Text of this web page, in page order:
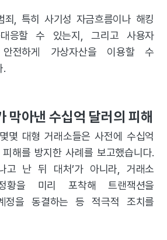
죄, 특히 사기성 자금흐름이나 해킹
응할 수 있는지, 그리고 사용자
전하게 가상자산을 이용할 수
.
막아낸 수십억 달러의 피해
몇 대형 거래소들은 사전에 수십억
해를 방지한 사례를 보고했습니다.
고 난 뒤 대처’가 아니라, 거래소
황을 미리 포착해 트랜잭션을
정을 동결하는 등 적극적 조치를